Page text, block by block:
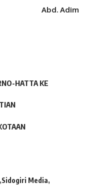
Abd. Adim
HATTA KE
Sidogiri Media